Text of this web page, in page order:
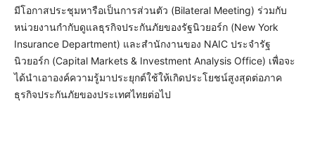
มีโอกาสประชุมหารือเป็นการส่วนตัว (Bilateral Meeting) ร่วมกับ
หน่วยงานกำกับดูแลธุรกิจประกันภัยของรัฐนิวยอร์ก (New York
Insurance Department) และสำนักงานของ NAIC ประจำรัฐ
นิวยอร์ก (Capital Markets & Investment Analysis Office) เพื่อจะ
ได้นำเอาองค์ความรู้มาประยุกต์ใช้ให้เกิดประโยชน์สูงสุดต่อภาค
ธุรกิจประกันภัยของประเทศไทยต่อไป